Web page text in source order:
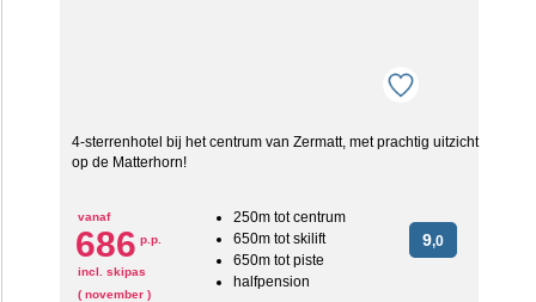
4-sterrenhotel bij het centrum van Zermatt, met prachtig uitzicht
op de Matterhorn!
vanaf
686 p.p.
incl. skipas
( november )
250m tot centrum
650m tot skilift
650m tot piste
halfpension
9,0